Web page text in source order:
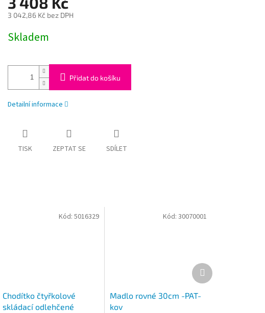
3 042,86 Kč bez DPH
cena:
Skladem
Přidat do košíku
Detailní informace
TISK ZEPTAT SE SDÍLET
Chodítko čtyřkolové
skládací odlehčené
Kód:5016329
Madlo rovné 30cm -PAT-
kov
Kód: 30070001
Další
produkt